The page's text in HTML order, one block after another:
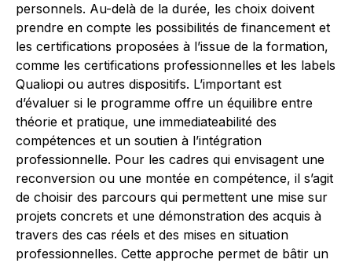
personnels. Au-delà de la durée, les choix doivent
prendre en compte les possibilités de financement et
les certifications proposées à l’issue de la formation,
comme les certifications professionnelles et les labels
Qualiopi ou autres dispositifs. L’important est
d’évaluer si le programme offre un équilibre entre
théorie et pratique, une immediateabilité des
compétences et un soutien à l’intégration
professionnelle. Pour les cadres qui envisagent une
reconversion ou une montée en compétence, il s’agit
de choisir des parcours qui permettent une mise sur
projets concrets et une démonstration des acquis à
travers des cas réels et des mises en situation
professionnelles. Cette approche permet de bâtir un